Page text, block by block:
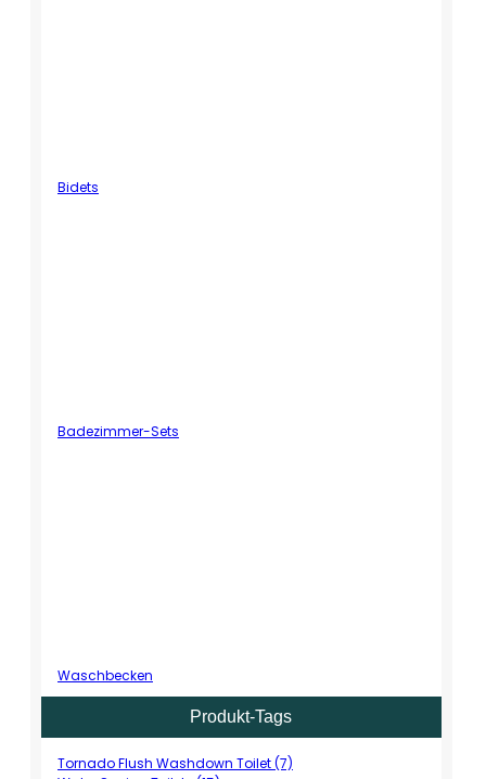
Bidets
Badezimmer-Sets
Waschbecken
Produkt-Tags
Tornado Flush Washdown Toilet (7)